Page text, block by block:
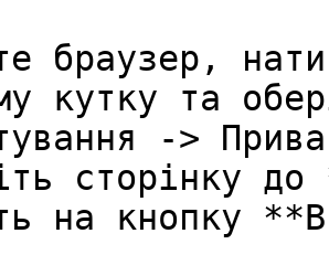
браузер,
кутку та
->
сторінку
на кнопку